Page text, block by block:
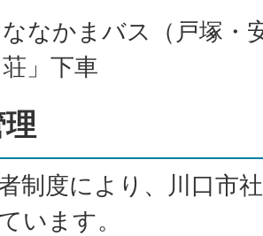
なかまバス（戸塚・
」下車
制度により、川口市
います。